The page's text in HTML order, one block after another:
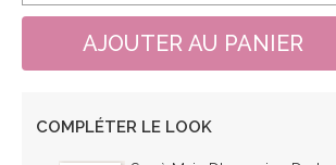
COMPLÉTER LE LOOK